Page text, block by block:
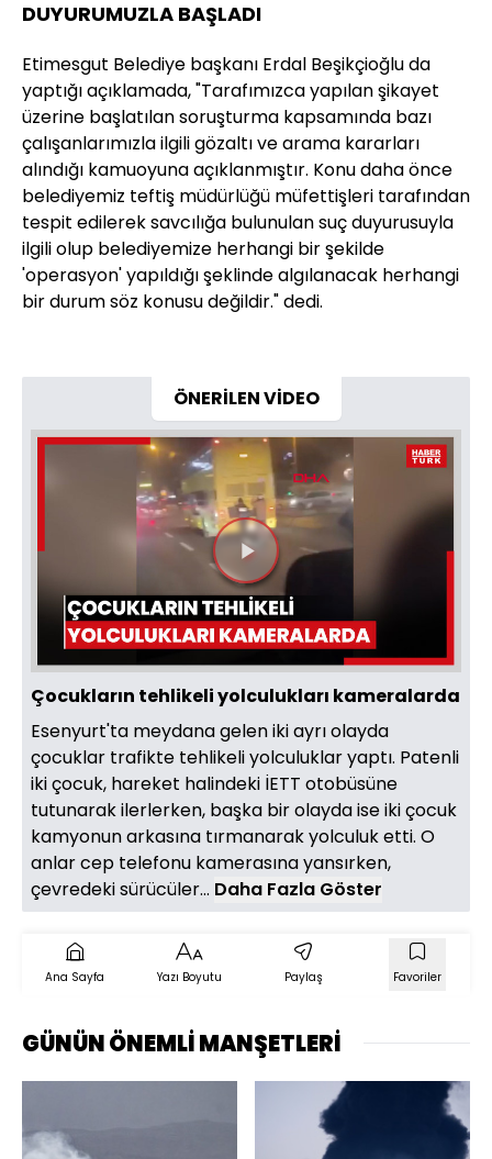
DUYURUMUZLA BAŞLADI
Etimesgut Belediye başkanı Erdal Beşikçioğlu da
yaptığı açıklamada, "Tarafımızca yapılan şikayet
üzerine başlatılan soruşturma kapsamında bazı
çalışanlarımızla ilgili gözaltı ve arama kararları
alındığı kamuoyuna açıklanmıştır. Konu daha önce
belediyemiz teftiş müdürlüğü müfettişleri tarafından
tespit edilerek savcılığa bulunulan suç duyurusuyla
ilgili olup belediyemize herhangi bir şekilde
'operasyon' yapıldığı şeklinde algılanacak herhangi
bir durum söz konusu değildir." dedi.
ÖNERİLEN VİDEO
Videoyu
Oynat
Çocukların tehlikeli yolculukları kameralarda
Esenyurt'ta meydana gelen iki ayrı olayda
çocuklar trafikte tehlikeli yolculuklar yaptı. Patenli
iki çocuk, hareket halindeki İETT otobüsüne
tutunarak ilerlerken, başka bir olayda ise iki çocuk
kamyonun arkasına tırmanarak yolculuk etti. O
anlar cep telefonu kamerasına yansırken,
çevredeki sürücüler... Daha Fazla Göster
Ana Sayfa Yazı Boyutu Paylaş Favoriler
GÜNÜN ÖNEMLİ MANŞETLERİ